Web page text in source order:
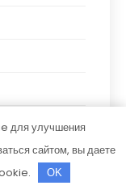
для улучшения
сайтом, вы даете
OK